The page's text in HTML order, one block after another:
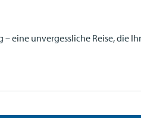
eine unvergessliche Reise, die